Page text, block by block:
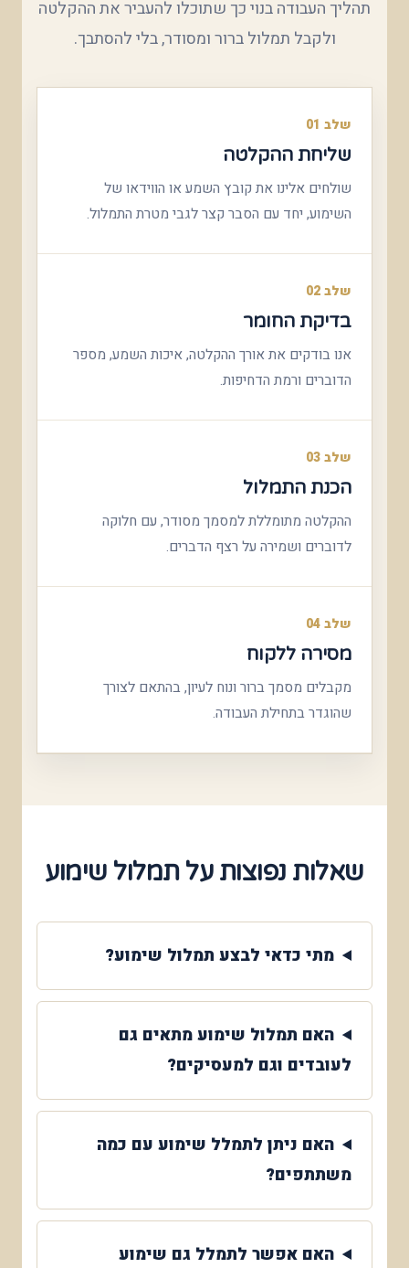
תהליך העבודה בנוי כך שתוכלו להעביר את ההקלטה
ולקבל תמלול ברור ומסודר, בלי להסתבך.
שלב 01
שליחת ההקלטה
שולחים אלינו את קובץ השמע או הווידאו של
השימוע, יחד עם הסבר קצר לגבי מטרת התמלול.
שלב 02
בדיקת החומר
אנו בודקים את אורך ההקלטה, איכות השמע, מספר
הדוברים ורמת הדחיפות.
שלב 03
הכנת התמלול
ההקלטה מתומללת למסמך מסודר, עם חלוקה
לדוברים ושמירה על רצף הדברים.
שלב 04
מסירה ללקוח
מקבלים מסמך ברור ונוח לעיון, בהתאם לצורך
שהוגדר בתחילת העבודה.
שאלות נפוצות על תמלול שימוע
מתי כדאי לבצע תמלול שימוע?
האם תמלול שימוע מתאים גם
לעובדים וגם למעסיקים?
האם ניתן לתמלל שימוע עם כמה
משתתפים?
האם אפשר לתמלל גם שימוע